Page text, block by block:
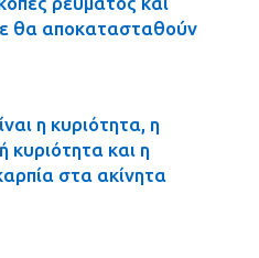
θα αποκατασταθούν
η κυριότητα, η
κυριότητα και η
στα ακίνητα